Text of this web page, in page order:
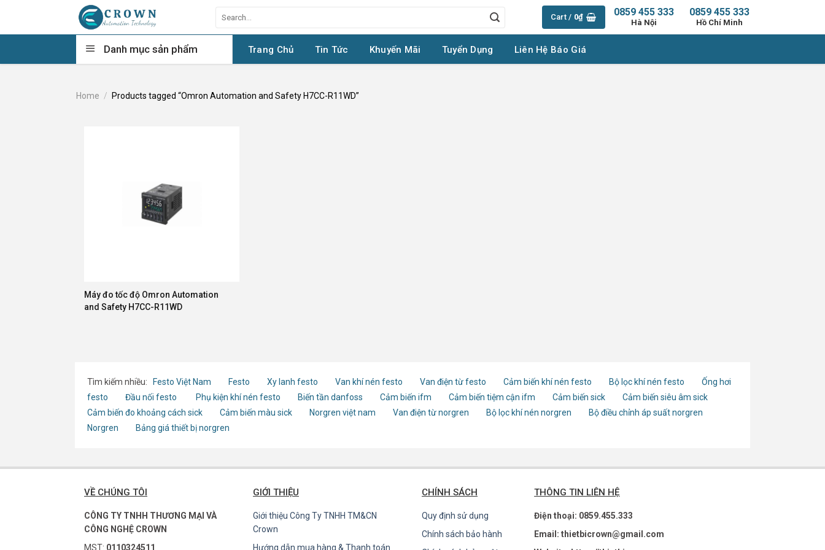
content
for:
Cart / 0₫ 0859 455 333
Hồ Chí Minh
0859 455 333
Hà Nội
Danh mục sản phẩm Trang Chủ Tin Tức Khuyến Mãi Tuyển Dụng Liên Hệ Báo Giá
Home / Products tagged “Omron Automation and Safety H7CC-R11WD”
Máy đo tốc độ Omron Automation
and Safety H7CC-R11WD
Tìm kiếm nhiều: Festo Việt Nam Festo Xy lanh festo Van khí nén festo Van điện từ festo Cảm biến khí nén festo Bộ lọc khí nén festo
Ống hơi
festo
Đầu nối festo Phụ kiện khí nén festo Biến tần danfoss Cảm biến ifm Cảm biến tiệm cận ifm Cảm biến sick
Cảm biến siêu âm sick
Cảm biến đo khoảng cách sick
Cảm biến màu sick Norgren việt nam Van điện từ norgren Bộ lọc khí nén norgren
Bộ điều chỉnh áp suất norgren
Norgren
Bảng giá thiết bị norgren
VỀ CHÚNG TÔI
CÔNG TY TNHH THƯƠNG MẠI VÀ
CÔNG NGHỆ CROWN
MST: 0110324511
GIỚI THIỆU
Giới thiệu Công Ty TNHH TM&CN
Crown
Hướng dẫn mua hàng & Thanh toán
CHÍNH SÁCH
Quy định sử dụng
Chính sách bảo hành
THÔNG TIN LIÊN HỆ
Điện thoại: 0859.455.333
Email: thietbicrown@gmail.com